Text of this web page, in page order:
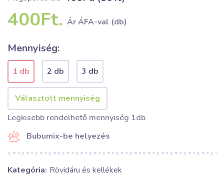
400Ft. Ár ÁFA-val (db)
Mennyiség:
1 db 2 db 3 db
Legkisebb rendelhető mennyiség 1db
Bubumix-be helyezés
Kategória: Rövidáru és kellékek